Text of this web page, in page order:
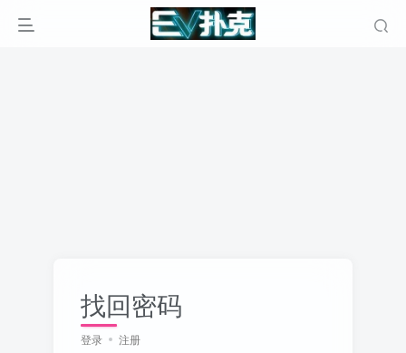
找回密码
登录 注册